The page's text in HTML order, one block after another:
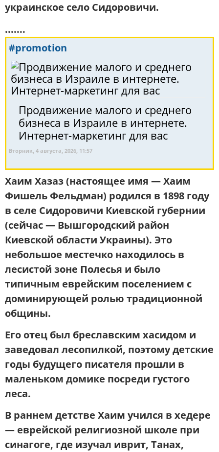
украинское село Сидоровичи.
.......
#promotion
Продвижение малого и среднего
бизнеса в Израиле в интернете.
Интернет-маркетинг для вас
Вторник, 4 августа, 2026, 11:57
Хаим Хазаз (настоящее имя — Хаим
Фишель Фельдман) родился в 1898 году
в селе Сидоровичи Киевской губернии
(сейчас — Вышгородский район
Киевской области Украины). Это
небольшое местечко находилось в
лесистой зоне Полесья и было
типичным еврейским поселением с
доминирующей ролью традиционной
общины.
Его отец был бреславским хасидом и
заведовал лесопилкой, поэтому детские
годы будущего писателя прошли в
маленьком домике посреди густого
леса.
В раннем детстве Хаим учился в хедере
— еврейской религиозной школе при
синагоге, где изучал иврит, Танах,